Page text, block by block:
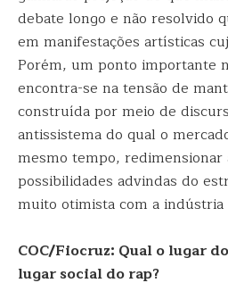
debate longo e não resolvido
em manifestações artísticas
Porém, um ponto importante
encontra-se na tensão de
construída por meio de
antissistema do qual o
mesmo tempo, redimensionar
possibilidades advindas do
muito otimista com a
COC/Fiocruz: Qual o lugar
lugar social do rap?